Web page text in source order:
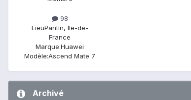
98
LieuPantin, Ile-de-
France
Marque:Huawei
Modèle:Ascend Mate 7
Archivé